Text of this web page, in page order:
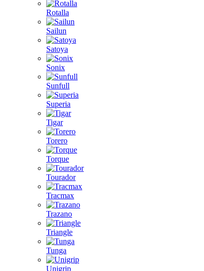
Rotalla
Sailun
Satoya
Sonix
Sunfull
Superia
Tigar
Torero
Torque
Tourador
Tracmax
Trazano
Triangle
Tunga
Unigrip